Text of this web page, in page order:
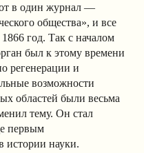
в один журнал —
общества», и все
год. Так с началом
был к этому времени
регенерации и
возможности
областей были весьма
тему. Он стал
первым
истории науки.